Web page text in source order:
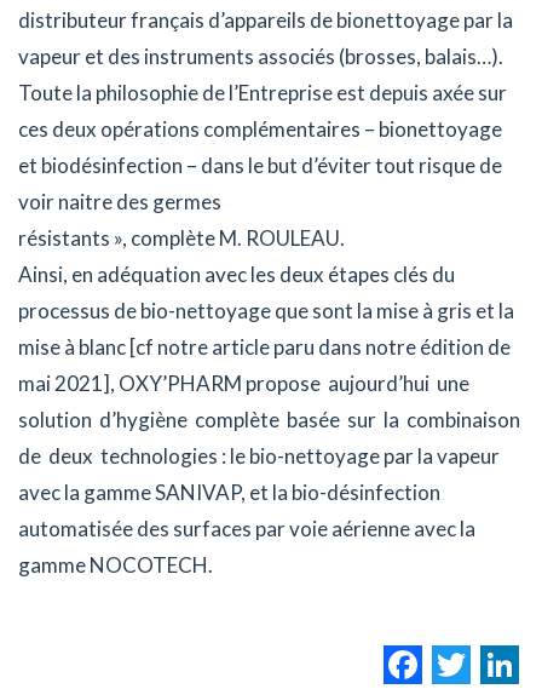
distributeur français d’appareils de bionettoyage par la
vapeur et des instruments associés (brosses, balais…).
Toute la philosophie de l’Entreprise est depuis axée sur
ces deux opérations complémentaires – bionettoyage
et biodésinfection – dans le but d’éviter tout risque de
voir naitre des germes
résistants », complète M. ROULEAU.
Ainsi, en adéquation avec les deux étapes clés du
processus de bio-nettoyage que sont la mise à gris et la
mise à blanc [cf notre article paru dans notre édition de
mai 2021], OXY’PHARM propose aujourd’hui une
solution d’hygiène complète basée sur la combinaison
de deux technologies : le bio-nettoyage par la vapeur
avec la gamme SANIVAP, et la bio-désinfection
automatisée des surfaces par voie aérienne avec la
gamme NOCOTECH.